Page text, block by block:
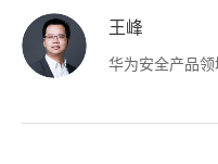
王峰
华为安全产品